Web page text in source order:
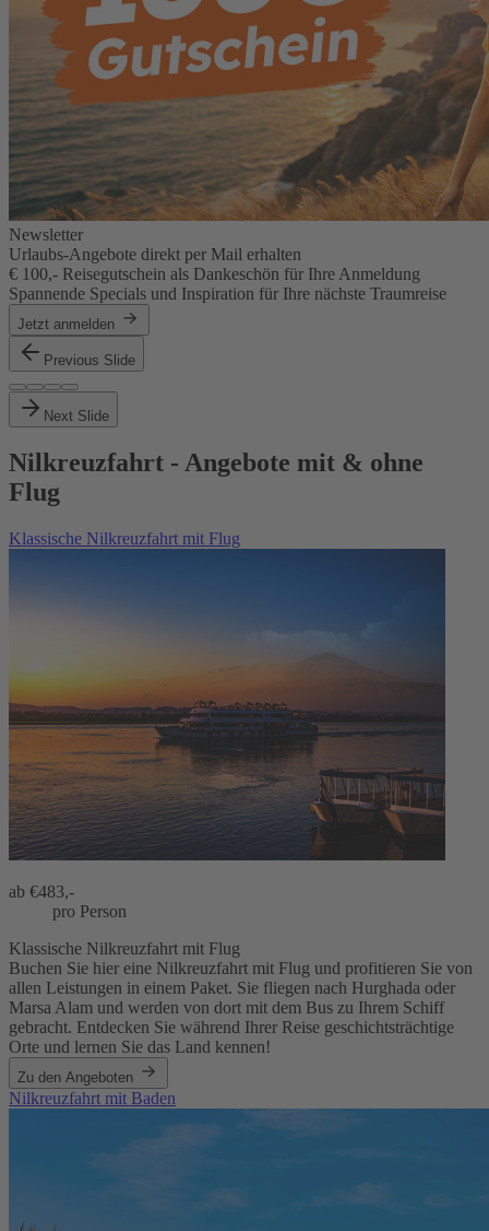
Newsletter
Urlaubs-Angebote direkt per Mail erhalten
€ 100,- Reisegutschein als Dankeschön für Ihre Anmeldung
Spannende Specials und Inspiration für Ihre nächste Traumreise
Jetzt anmelden
Previous Slide
Next Slide
Nilkreuzfahrt - Angebote mit & ohne
Flug
Klassische Nilkreuzfahrt mit Flug
ab €483,-
pro Person
Klassische Nilkreuzfahrt mit Flug
Buchen Sie hier eine Nilkreuzfahrt mit Flug und profitieren Sie von
allen Leistungen in einem Paket. Sie fliegen nach Hurghada oder
Marsa Alam und werden von dort mit dem Bus zu Ihrem Schiff
gebracht. Entdecken Sie während Ihrer Reise geschichtsträchtige
Orte und lernen Sie das Land kennen!
Zu den Angeboten
Nilkreuzfahrt mit Baden